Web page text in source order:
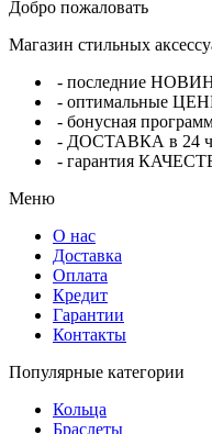
Добро пожаловать
Магазин стильных
- последние
- оптимальные
- бонусная
- ДОСТАВКА в 24
- гарантия
Меню
О нас
Доставка
Оплата
Кредит
Гарантии
Контакты
Популярные категории
Кольца
Браслеты